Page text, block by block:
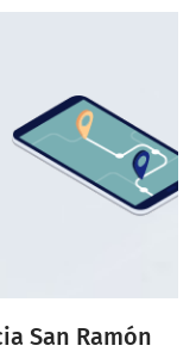
San Ramón